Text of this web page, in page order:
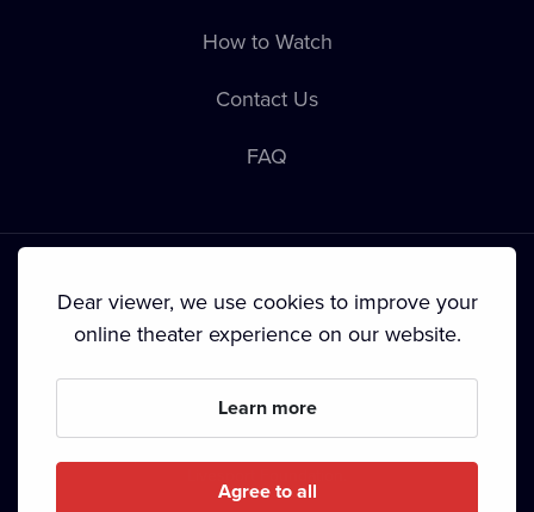
How to Watch
Contact Us
FAQ
•Broadcasting
Dear viewer, we use cookies to improve your
online theater experience on our website.
Learn more
Agree to all